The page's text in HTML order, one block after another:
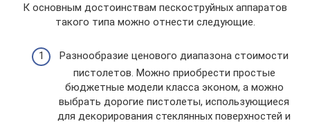
К основным достоинствам пескоструйных аппаратов
такого типа можно отнести следующие.
Разнообразие ценового диапазона стоимости
пистолетов. Можно приобрести простые
бюджетные модели класса эконом, а можно
выбрать дорогие пистолеты, использующиеся
для декорирования стеклянных поверхностей и